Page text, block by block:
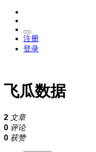
注册
登录
飞瓜数据
2 文章
0 评论
0 获赞